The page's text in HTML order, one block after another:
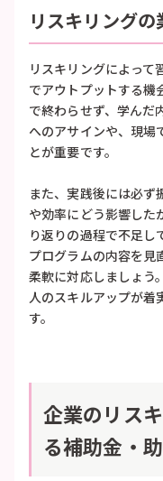
リスキリング
リスキリングによっ
でアウトプットする機
で終わらせず、学んだ
へのアサインや、現場
とが重要です。
また、実践後には必ず
や効率にどう影響した
り返りの過程で不足
プログラムの内容を見
柔軟に対応しましょう
人のスキルアップが着
す。
企業のリス
る補助金・